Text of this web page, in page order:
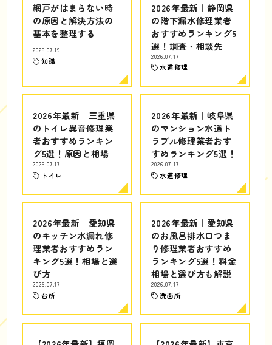
網戸がはまらない時
の原因と解決方法の
基本を整理する
2026.07.19
知識
2026年最新｜静岡県
の階下漏水修理業者
おすすめランキング5
選！調査・相談先
2026.07.17
水道修理
2026年最新｜三重県
のトイレ異音修理業
者おすすめランキン
グ5選！原因と相場
2026.07.17
トイレ
2026年最新｜岐阜県
のマンション水道ト
ラブル修理業者おす
すめランキング5選！
2026.07.17
水道修理
2026年最新｜愛知県
のキッチン水漏れ修
理業者おすすめラン
キング5選！相場と選
び方
2026.07.17
台所
2026年最新｜愛知県
のお風呂排水口つま
り修理業者おすすめ
ランキング5選！料金
相場と選び方も解説
2026.07.17
洗面所